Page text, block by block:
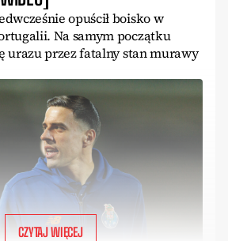
opuścił boisko w
Na samym początku
urazu przez fatalny stan murawy
CZYTAJ WIĘCEJ